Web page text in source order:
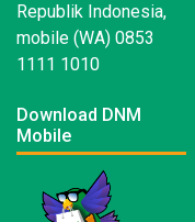
Republik Indonesia,
mobile (WA) 0853
1111 1010
Download DNM
Mobile